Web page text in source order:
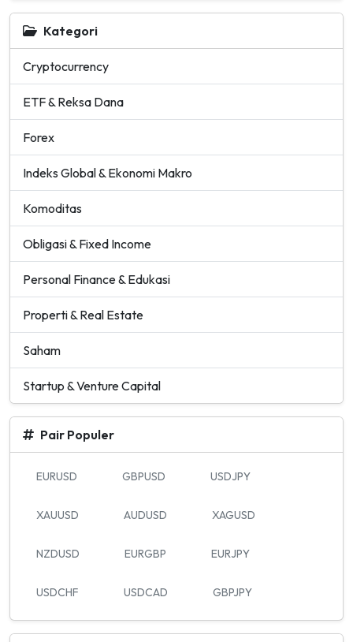
Kategori
Cryptocurrency
ETF & Reksa Dana
Forex
Indeks Global & Ekonomi Makro
Komoditas
Obligasi & Fixed Income
Personal Finance & Edukasi
Properti & Real Estate
Saham
Startup & Venture Capital
Pair Populer
EURUSD GBPUSD USDJPY
XAUUSD AUDUSD XAGUSD
NZDUSD EURGBP EURJPY
USDCHF USDCAD GBPJPY